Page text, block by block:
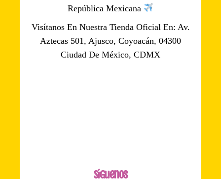
República Mexicana
Visítanos En Nuestra Tienda Oficial En: Av.
Aztecas 501, Ajusco, Coyoacán, 04300
Ciudad De México, CDMX
Síguenos